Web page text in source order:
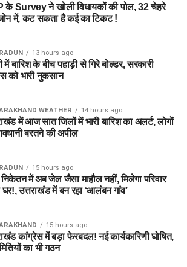
के Survey ने खोली विधायकों की पोल, 32 चेहरे
में, कट सकता है कई का टिकट !
13 hours ago
में बारिश के बीच पहाड़ी से गिरे बोल्डर, सरकारी
को भारी नुकसान
WEATHER 14 hours ago
में आज सात जिलों में भारी बारिश का अलर्ट, लोगों
बरतने की अपील
15 hours ago
निकेतन में अब जेल जैसा माहौल नहीं, मिलेगा परिवार
उत्तराखंड में बन रहा ‘आलंबन गांव’
15 hours ago
कांग्रेस में बड़ा फेरबदल! नई कार्यकारिणी घोषित,
का भी गठन